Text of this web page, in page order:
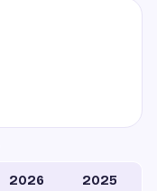
2026 2025